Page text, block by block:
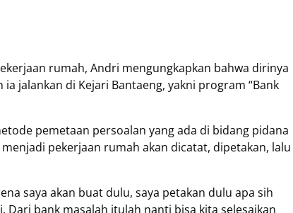
rumah, Andri mengungkapkan bahwa dirinya
jalankan di Kejari Bantaeng, yakni program “Bank
pemetaan persoalan yang ada di bidang pidana
pekerjaan rumah akan dicatat, dipetakan, lalu
saya akan buat dulu, saya petakan dulu apa sih
Dari bank masalah itulah nanti bisa kita selesaikan